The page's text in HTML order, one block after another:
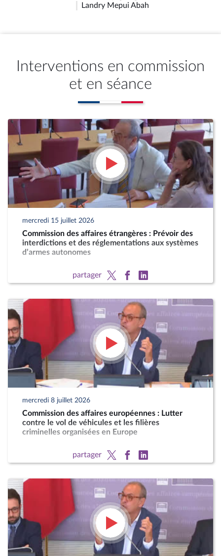
Landry Mepui Abah
Interventions en commission
et en séance
mercredi 15 juillet 2026
Commission des affaires étrangères : Prévoir des
interdictions et des réglementations aux systèmes
d’armes autonomes
partager
mercredi 8 juillet 2026
Commission des affaires européennes : Lutter
contre le vol de véhicules et les filières
criminelles organisées en Europe
partager